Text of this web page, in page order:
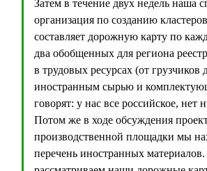
Затем в течение двух недель наша
организация по созданию
составляет дорожную карту по
два обобщенных для региона
в трудовых ресурсах (от
иностранным сырью и
говорят: у нас все российское, нет
Потом же в ходе обсуждения
производственной площадки мы
перечень иностранных